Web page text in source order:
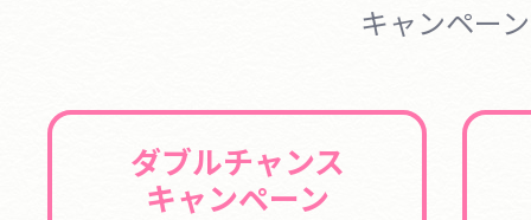
キャンペーン
ダブルチャンス
キャンペーン